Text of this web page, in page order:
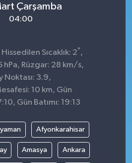
Çarşamba
04:00
Sıcaklık: 2° ,
hPa, Rüzgar: 28 km/s,
Noktası: 3.9,
10 km, Gün
Gün Batımı: 19:13
Afyonkarahisar
Amasya Ankara